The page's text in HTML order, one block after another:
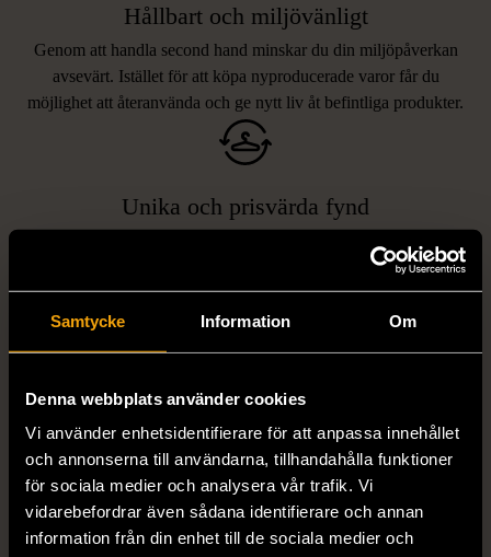
Samtycke Information Om
Denna webbplats använder cookies
Vi använder enhetsidentifierare för att anpassa innehållet
och annonserna till användarna, tillhandahålla funktioner
för sociala medier och analysera vår trafik. Vi
vidarebefordrar även sådana identifierare och annan
information från din enhet till de sociala medier och
Hållbart och miljövänligt
Genom att handla second hand minskar du din miljöpåverkan
avsevärt. Istället för att köpa nyproducerade varor får du
möjlighet att återanvända och ge nytt liv åt befintliga produkter.
Unika och prisvärda fynd
till böcker och elektronik i våra butiker. Du har chansen att hitta
unika och originella föremål som inte finns i vanliga butiker.
LIKNANDE PRODUKTER